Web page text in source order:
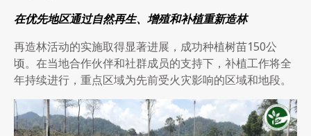
在优先地区通过自然再生、增殖和补植重新造林
再造林活动的实施取得显著进展，成功种植树苗150公
顷。在当地合作伙伴和社群成员的支持下，补植工作将全
年持续进行，重点区域为先前受火灾影响的区域和地段。